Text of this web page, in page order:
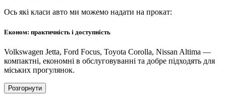
Ось які класи авто ми можемо надати на прокат:
Економ: практичність і доступність
Volkswagen Jetta, Ford Focus, Toyota Corolla, Nissan Altima —
компактні, економні в обслуговуванні та добре підходять для
міських прогулянок.
Розгорнути